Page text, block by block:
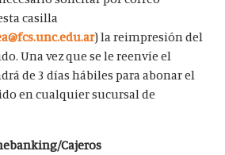
casilla
) la reimpresión del
Una vez que se le reenvíe el
de 3 días hábiles para abonar el
en cualquier sucursal de
Cajeros